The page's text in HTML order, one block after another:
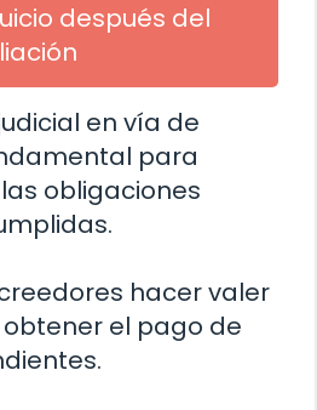
después del
en vía de
para
obligaciones
hacer valer
el pago de